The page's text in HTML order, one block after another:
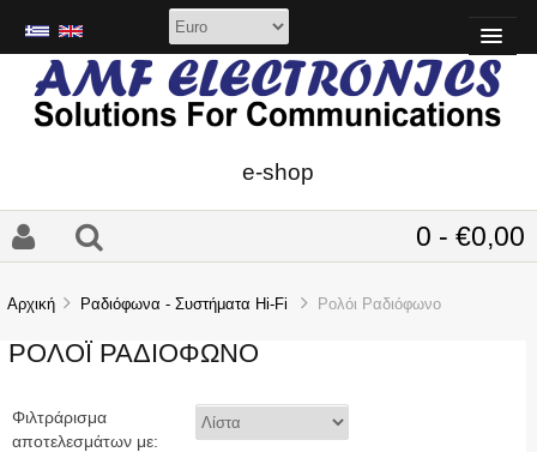
e-shop
0 - €0,00
Αρχική Ραδιόφωνα - Συστήματα Hi-Fi Ρολόι Ραδιόφωνο
ΡΟΛΌΙ ΡΑΔΙΌΦΩΝΟ
Φιλτράρισμα
αποτελεσμάτων με: